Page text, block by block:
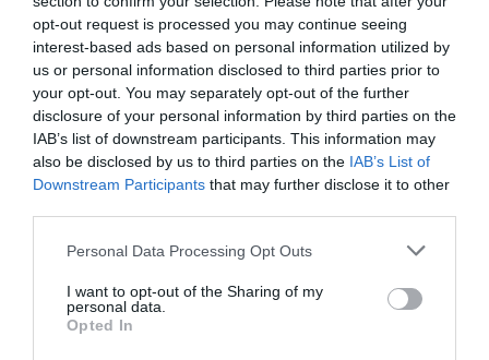
opt-out request is processed you may continue seeing
interest-based ads based on personal information utilized by
us or personal information disclosed to third parties prior to
your opt-out. You may separately opt-out of the further
disclosure of your personal information by third parties on the
IAB’s list of downstream participants. This information may
also be disclosed by us to third parties on the IAB’s List of
Downstream Participants that may further disclose it to other
Please note that this website/app uses one or more Google
not limited to your visit or usage behaviour. You may click to
grant or deny consent to Google and its third-party tags to
use your data for below specified purposes in below Google
Personal Data Processing Opt Outs
I want to opt-out of the Sharing of my
personal data.
Opted In